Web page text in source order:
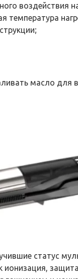
воздействия
температура
масло для
статус
ионизация,